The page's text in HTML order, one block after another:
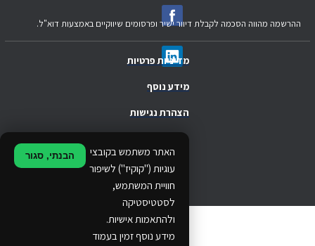
מדיניות פרטיות
האתר משתמש בקובצי
עוגיות ("קוקיז") לשיפור
חוויית המשתמש,
לסטטיסטיקה
ולהתאמות אישיות.
מידע נוסף זמין בעמוד
הבנתי, סגור
מידע נוסף
.
הצהרת נגישות
ההרשמה מהווה הסכמה לקבלת דיוור ישיר ופרסומים שיווקיים באמצעות דוא"ל.
© 2024 Ethos Business. All rights reserved.